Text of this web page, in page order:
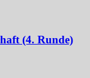
(4. Runde)